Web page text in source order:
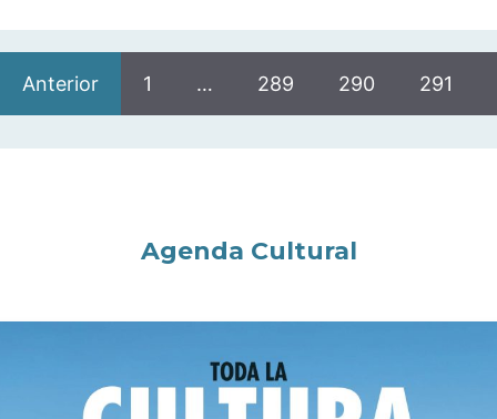
Anterior 1 … 289 290 291
Agenda Cultural